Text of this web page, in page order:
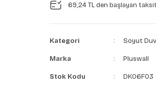
69,24 TL den başlayan
Kategori Soyut
Marka Pluswall
Stok Kodu DK06F03